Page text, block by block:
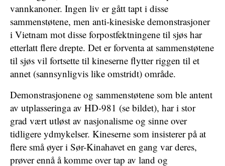
vannkanoner. Ingen liv er gått tapt i disse
sammenstøtene, men anti-kinesiske demonstrasjoner
i Vietnam mot disse forpostfektningene til sjøs har
etterlatt flere drepte. Det er forventa at sammenstøtene
til sjøs vil fortsette til kineserne flytter riggen til et
annet (sannsynligvis like omstridt) område.
Demonstrasjonene og sammenstøtene som ble antent
av utplasseringa av HD-981 (se bildet), har i stor
grad vært utløst av nasjonalisme og sinne over
tidligere ydmykelser. Kineserne som insisterer på at
flere små øyer i Sør-Kinahavet en gang var deres,
prøver ennå å komme over tap av land og